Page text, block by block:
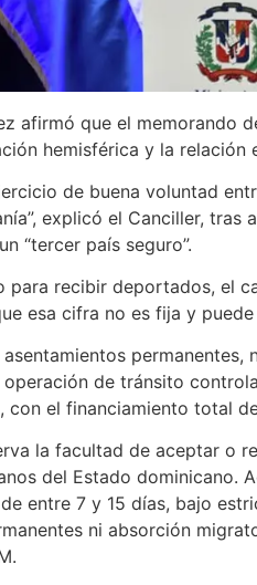
afirmó que el memorando
hemisférica y la relación
de buena voluntad
explicó el Canciller,
“tercer país seguro”.
para recibir deportados, el
esa cifra no es fija y
operación de tránsito
el financiamiento total
la facultad de aceptar o
del Estado dominicano.
entre 7 y 15 días, bajo
ni absorción